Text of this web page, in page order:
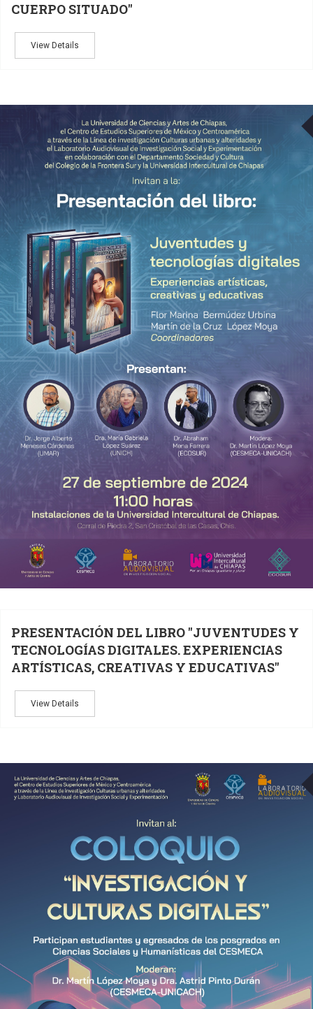
CUERPO SITUADO"
View Details
PRESENTACIÓN DEL LIBRO "JUVENTUDES Y
TECNOLOGÍAS DIGITALES. EXPERIENCIAS
ARTÍSTICAS, CREATIVAS Y EDUCATIVAS"
View Details